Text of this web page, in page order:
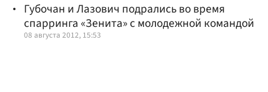
Губочан и Лазович подрались во время
спарринга «Зенита» с молодежной командой
08 августа 2012, 15:53